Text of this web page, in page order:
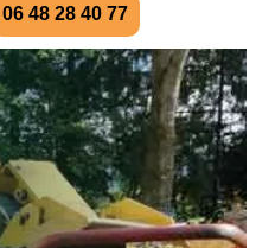
06 48 28 40 77